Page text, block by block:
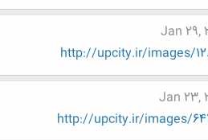
Jan 29,
http://upcity.ir/images/
Jan 23,
http://upcity.ir/images/